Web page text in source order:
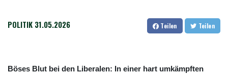
POLITIK 31.05.2026 Teilen Teilen
Böses Blut bei den Liberalen: In einer hart umkämpften